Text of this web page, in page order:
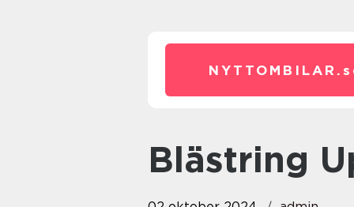
NYTTOMBILAR.
Blästring